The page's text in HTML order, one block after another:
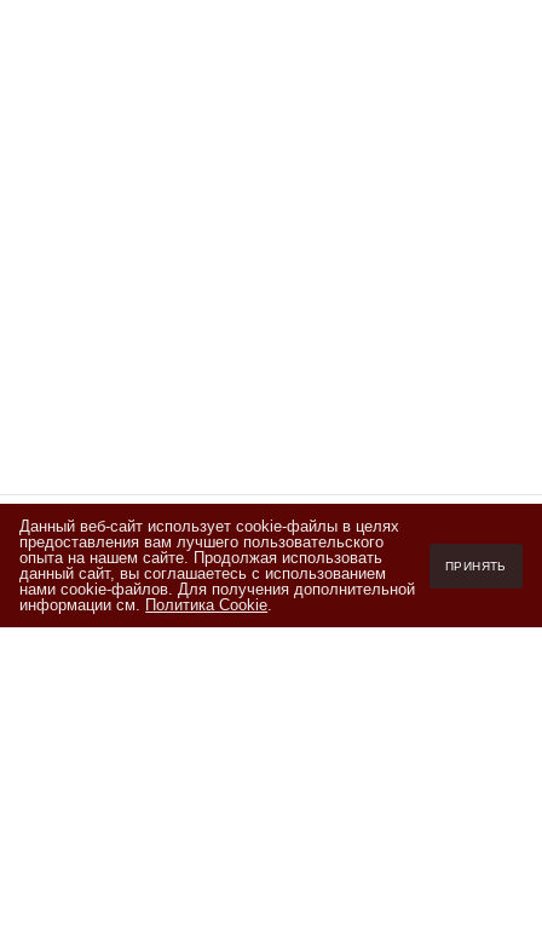
Подписывайтесь
на новости и акции
Данный веб-сайт использует cookie-файлы в целях
предоставления вам лучшего пользовательского
опыта на нашем сайте. Продолжая использовать
данный сайт, вы соглашаетесь с использованием
нами cookie-файлов. Для получения дополнительной
информации см. Политика Cookie.
ПРИНЯТЬ